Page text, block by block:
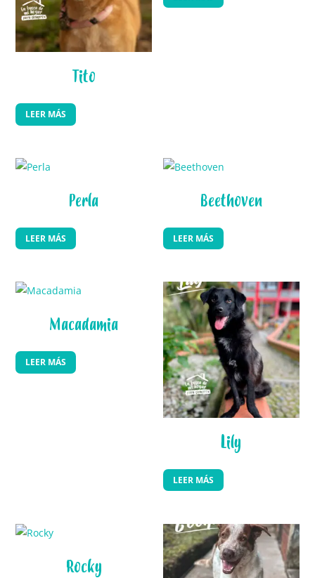
Tito
LEER MÁS
Perla
LEER MÁS
Beethoven
LEER MÁS
Macadamia
LEER MÁS
Lily
LEER MÁS
Rocky